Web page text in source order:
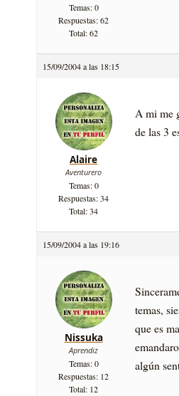
Temas: 0
Respuestas: 62
Total: 62
15/09/2004 a las 18:15
Alaire
Aventurero
Temas: 0
Respuestas: 34
Total: 34
A mi me
de las 3
15/09/2004 a las 19:16
Nissuka
Aprendiz
Temas: 0
Respuestas: 12
Total: 12
temas,
que es
algún